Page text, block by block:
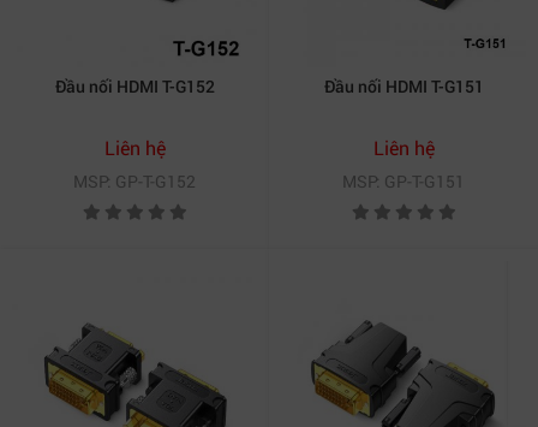
Đầu nối HDMI T-G152
Liên hệ
MSP: GP-T-G152
Đầu nối HDMI T-G151
Liên hệ
MSP: GP-T-G151